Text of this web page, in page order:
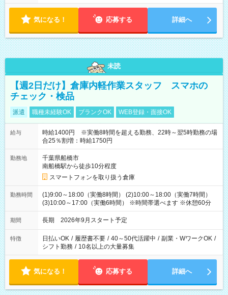
気になる！ 応募する 詳細へ
未読
【週2日だけ】倉庫内軽作業スタッフ スマホの
チェック・検品
派遣 職種未経験OK ブランクOK WEB登録・面接OK
給与
時給1400円 ※実働8時間を超える勤務、22時～翌5時勤務の場
合25％割増：時給1750円
勤務地
千葉県船橋市
南船橋駅から徒歩10分程度
スマートフォンを取り扱う倉庫
勤務時間
(1)9:00～18:00（実働8時間） (2)10:00～18:00（実働7時間）
(3)10:00～17:00（実働6時間） ※時間帯選べます ※休憩60分
期間 長期 2026年9月スタート予定
特徴 日払いOK / 履歴書不要 / 40～50代活躍中 / 副業・WワークOK /
シフト勤務 / 10名以上の大量募集
気になる！ 応募する 詳細へ